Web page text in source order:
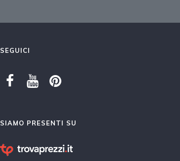
SEGUICI
SIAMO PRESENTI SU